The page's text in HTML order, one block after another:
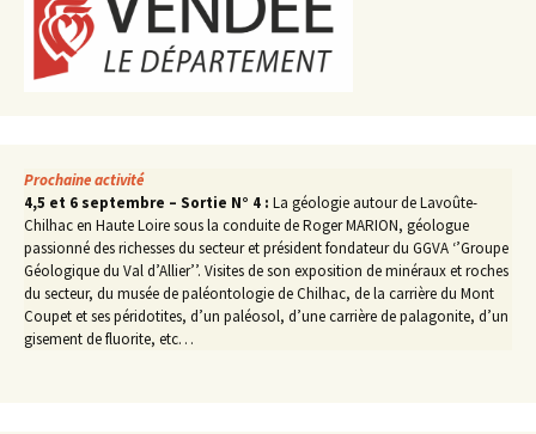
Prochaine activité
4,5 et 6 septembre – Sortie N° 4 : La géologie autour de Lavoûte-
Chilhac en Haute Loire sous la conduite de Roger MARION, géologue
passionné des richesses du secteur et président fondateur du GGVA ‘’Groupe
Géologique du Val d’Allier’’. Visites de son exposition de minéraux et roches
du secteur, du musée de paléontologie de Chilhac, de la carrière du Mont
Coupet et ses péridotites, d’un paléosol, d’une carrière de palagonite, d’un
gisement de fluorite, etc…